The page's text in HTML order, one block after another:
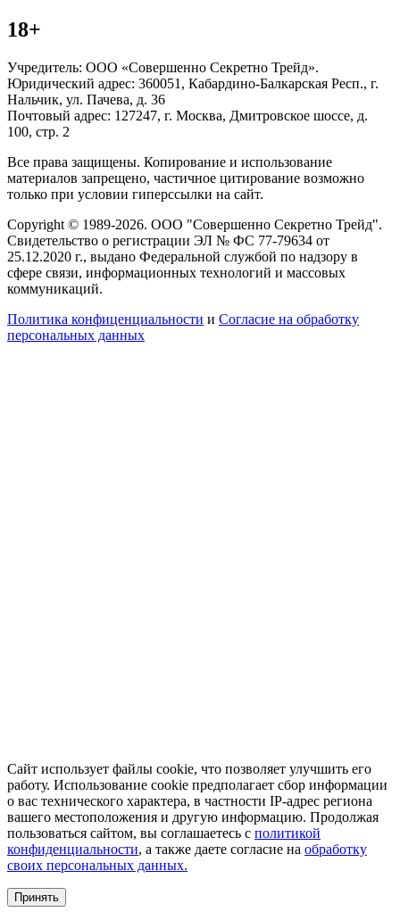
18+
Учредитель: ООО «Совершенно Секретно Трейд».
Юридический адрес: 360051, Кабардино-Балкарская Респ., г.
Нальчик, ул. Пачева, д. 36
Почтовый адрес: 127247, г. Москва, Дмитровское шоссе, д.
100, стр. 2
Все права защищены. Копирование и использование
материалов запрещено, частичное цитирование возможно
только при условии гиперссылки на сайт.
Copyright © 1989-2026. ООО "Совершенно Секретно Трейд".
Свидетельство о регистрации ЭЛ № ФС 77-79634 от
25.12.2020 г., выдано Федеральной службой по надзору в
сфере связи, информационных технологий и массовых
коммуникаций.
Политика конфиценциальности и Согласие на обработку
персональных данных
Сайт использует файлы cookie, что позволяет улучшить его
работу. Использование cookie предполагает сбор информации
о вас технического характера, в частности IP-адрес региона
вашего местоположения и другую информацию. Продолжая
пользоваться сайтом, вы соглашаетесь с политикой
конфиденциальности, а также даете согласие на обработку
своих персональных данных.
Принять